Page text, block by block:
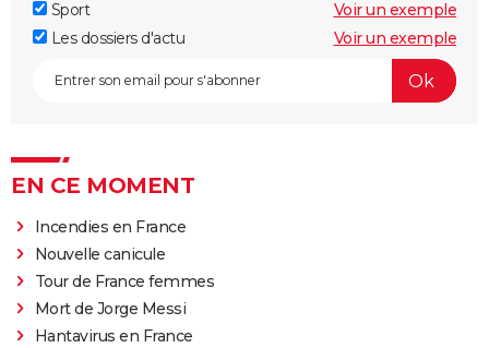
Sport
Voir un exemple
Les dossiers d'actu
Voir un exemple
EN CE MOMENT
Incendies en France
Nouvelle canicule
Tour de France femmes
Mort de Jorge Messi
Hantavirus en France